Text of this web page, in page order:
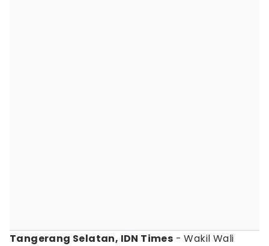
Tangerang Selatan, IDN Times - Wakil Wali